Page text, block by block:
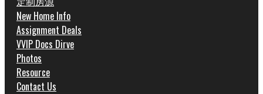
New Home Info
Assignment Deals
VVIP Docs Dirve
Photos
Resource
Contact Us